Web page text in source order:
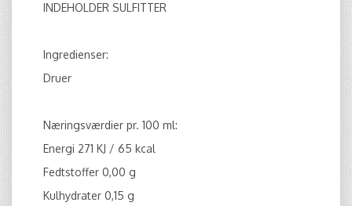
INDEHOLDER SULFITTER
Ingredienser:
Druer
Næringsværdier pr. 100 ml:
Energi 271 KJ / 65 kcal
Fedtstoffer 0,00 g
Kulhydrater 0,15 g